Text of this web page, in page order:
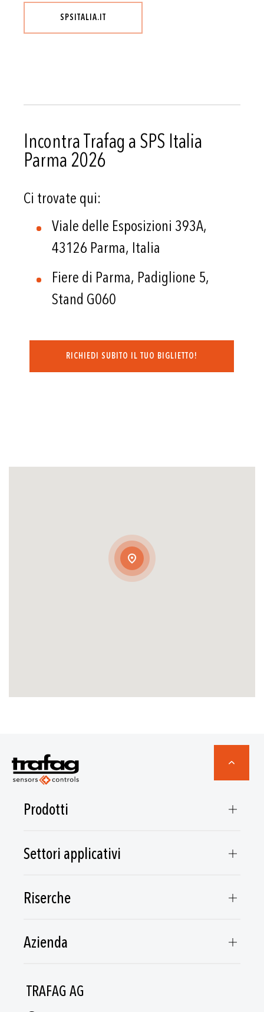
SPSITALIA.IT
Incontra Trafag a SPS Italia
Parma 2026
Ci trovate qui:
Viale delle Esposizioni 393A,
43126 Parma, Italia
Fiere di Parma, Padiglione 5,
Stand G060
RICHIEDI SUBITO IL TUO BIGLIETTO!
TRAFAG AG
Prodotti
Settori applicativi
Riserche
Azienda